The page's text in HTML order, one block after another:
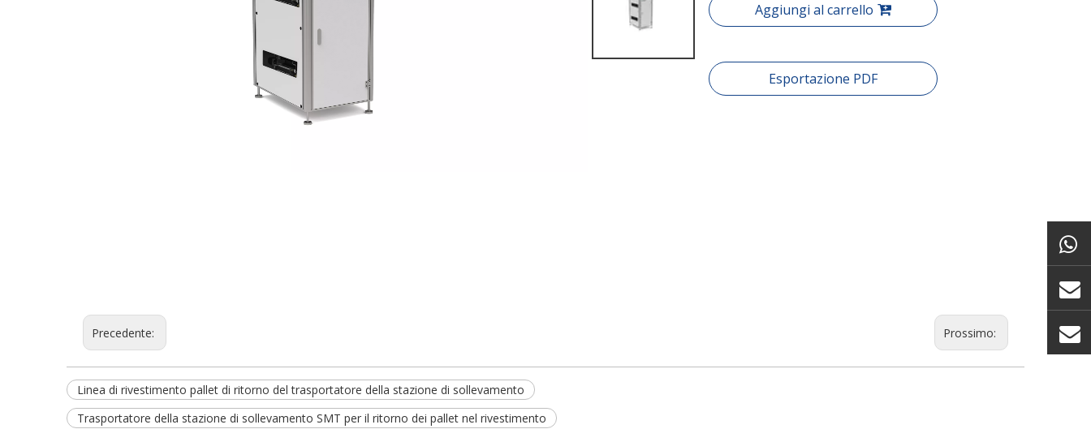
Aggiungi al carrello
Esportazione PDF
Precedente: Prossimo:
Linea di rivestimento pallet di ritorno del trasportatore della stazione di sollevamento
Trasportatore della stazione di sollevamento SMT per il ritorno dei pallet nel rivestimento